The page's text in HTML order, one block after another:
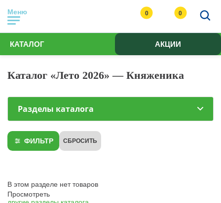
Меню 0 0
КАТАЛОГ АКЦИИ
Каталог «Лето 2026» — Княженика
Разделы каталога
ФИЛЬТР СБРОСИТЬ
В этом разделе нет товаров
Просмотреть